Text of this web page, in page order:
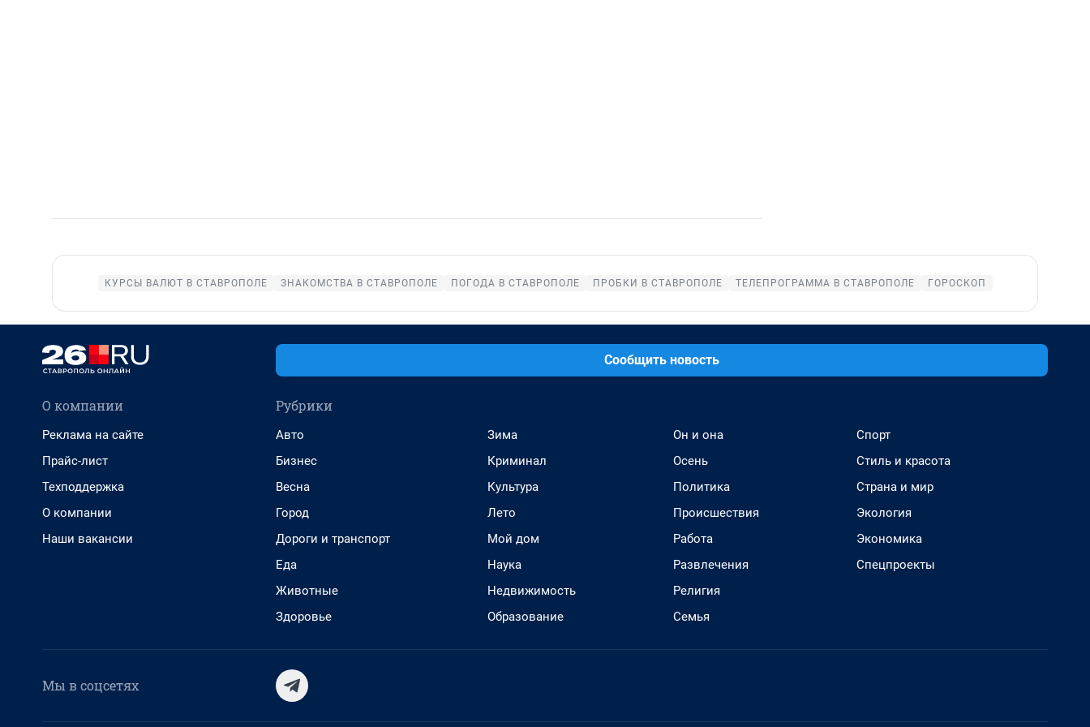
КУРСЫ ВАЛЮТ В СТАВРОПОЛЕ ЗНАКОМСТВА В СТАВРОПОЛЕ ПОГОДА В СТАВРОПОЛЕ ПРОБКИ В СТАВРОПОЛЕ ТЕЛЕПРОГРАММА В СТАВРОПОЛЕ ГОРОСКОП
Сообщить новость
О компании
Реклама на сайте
Прайс-лист
Техподдержка
О компании
Наши вакансии
Рубрики
Авто
Бизнес
Весна
Город
Дороги и транспорт
Еда
Животные
Здоровье
Зима
Криминал
Культура
Лето
Мой дом
Наука
Недвижимость
Образование
Он и она
Осень
Политика
Происшествия
Работа
Развлечения
Религия
Семья
Спорт
Стиль и красота
Страна и мир
Экология
Экономика
Спецпроекты
Мы в соцсетях